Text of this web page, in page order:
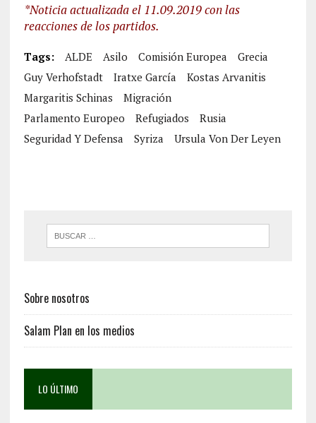
*Noticia actualizada el 11.09.2019 con las
reacciones de los partidos.
Tags: ALDE Asilo Comisión Europea
Grecia
Guy Verhofstadt
Iratxe García
Kostas Arvanitis
Margaritis Schinas
Migración
Parlamento Europeo
Refugiados
Rusia
Seguridad Y Defensa
Syriza Ursula Von Der Leyen
Sobre nosotros
Salam Plan en los medios
LO ÚLTIMO